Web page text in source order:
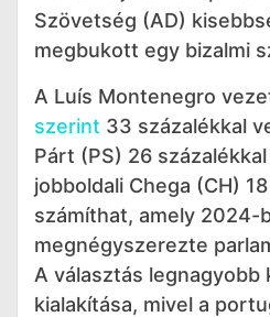
Szövetség (AD)
megbukott egy bizalmi
A Luís Montenegro
szerint 33 százalékkal
Párt (PS) 26
jobboldali Chega (CH)
számíthat, amely 2024-
megnégyszerezte
A választás legnagyobb
kialakítása, mivel a